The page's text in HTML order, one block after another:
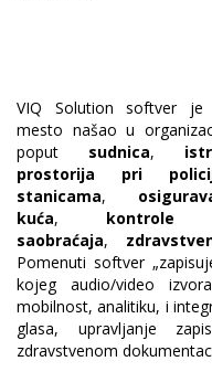
VIQ Solution softver je
mesto našao u
poput sudnica,
prostorija pri
stanicama,
kuća, kontrole
saobraćaja,
Pomenuti softver
kojeg audio/video
mobilnost, analitiku, i
glasa, upravljanje
zdravstvenom